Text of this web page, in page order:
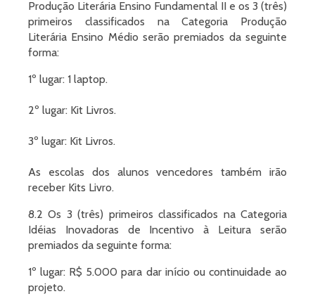
Produção Literária Ensino Fundamental II e os 3 (três)
primeiros classificados na Categoria Produção
Literária Ensino Médio serão premiados da seguinte
forma:
1º lugar: 1 laptop.
2º lugar: Kit Livros.
3º lugar: Kit Livros.
As escolas dos alunos vencedores também irão
receber Kits Livro.
8.2 Os 3 (três) primeiros classificados na Categoria
Idéias Inovadoras de Incentivo à Leitura serão
premiados da seguinte forma:
1º lugar: R$ 5.000 para dar início ou continuidade ao
projeto.